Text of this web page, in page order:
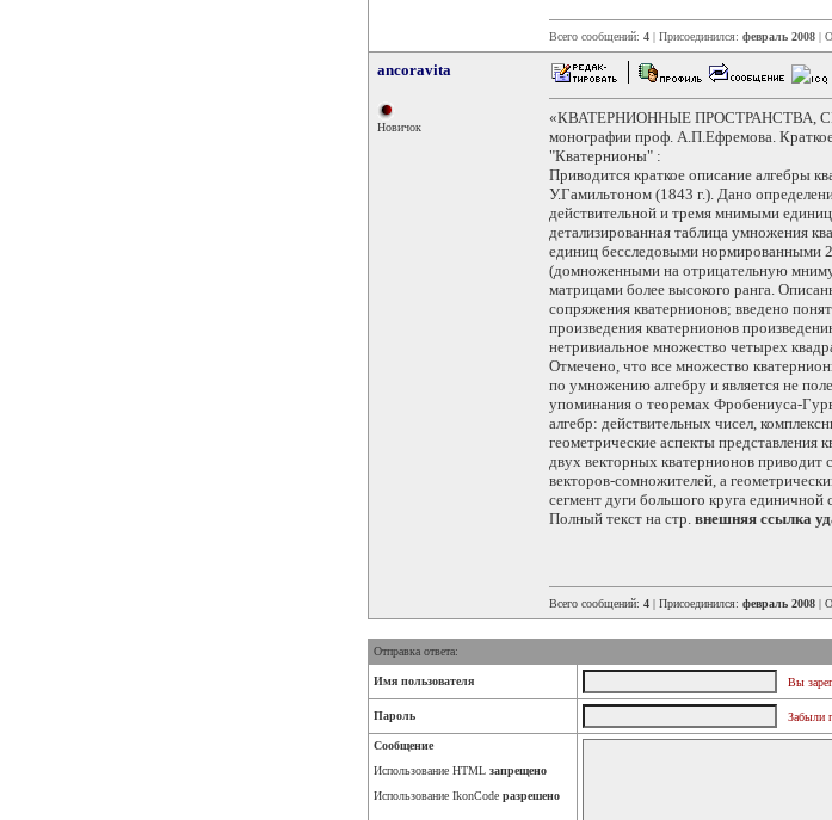
Всего сообщений: 4 | Присоединился: февраль 2008 |
ancoravita
Новичок
«КВАТЕРНИОННЫЕ ПРОСТРАНСТВА,
монографии проф. А.П.Ефремова.
"Кватернионы" :
Приводится краткое описание алгебры
У.Гамильтоном (1843 г.). Дано
действительной и тремя мнимыми
детализированная таблица умножения
единиц бесследовыми нормированными
(домноженными на отрицательную
матрицами более высокого ранга.
сопряжения кватернионов; введено
произведения кватернионов
нетривиальное множество четырех
Отмечено, что все множество
по умножению алгебру и является не
упоминания о теоремах Фробениуса-
алгебр: действительных чисел,
геометрические аспекты представления
двух векторных кватернионов приводит
векторов-сомножителей, а
сегмент дуги большого круга единичной
Полный текст на стр. внешняя ссылка
Всего сообщений: 4 | Присоединился: февраль 2008 |
Отправка ответа:
Имя пользователя Вы
Пароль Забыли
Сообщение
Использование HTML запрещено
Использование IkonCode разрешено